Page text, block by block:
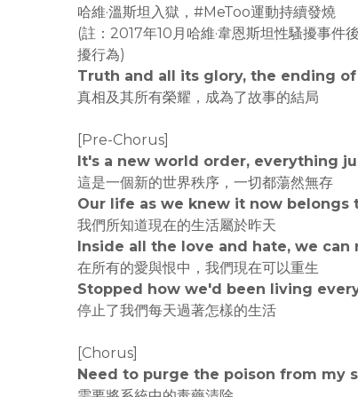
哈維·溫斯坦入獄⁣⁣⁣，#MeToo運動持續發燒
⁣(註：2017年10月哈維·韋恩斯坦性騷擾事件
擾行為)
Truth and all its glory⁣⁣, the ending
真相及其所有榮耀，成為了故事的結局
[Pre-Chorus]
It's a new world order⁣, everything
這是一個新的世界秩序⁣，一切都蕩然無存⁣
Our life as we knew it now belongs
我們所知道現在的生活屬於昨天
Inside all the love and hate, we can
在所有的愛與恨中，我們現在可以重生
Stopped how we'd been living
停止了我們每天過著怎樣的生活
[Chorus]
Need to purge the poison from my